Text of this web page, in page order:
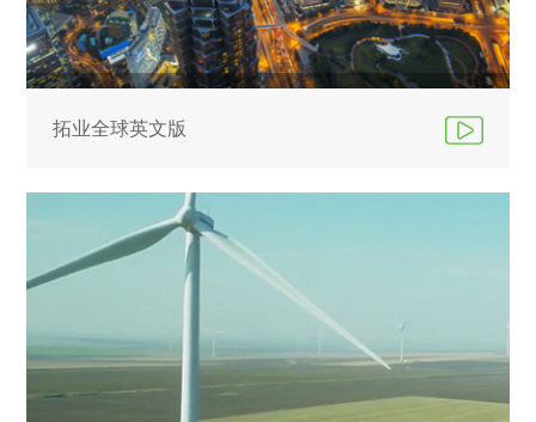
拓业全球英文版